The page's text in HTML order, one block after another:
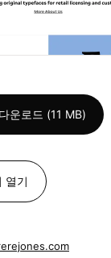
운로드 (11 MB)
열기